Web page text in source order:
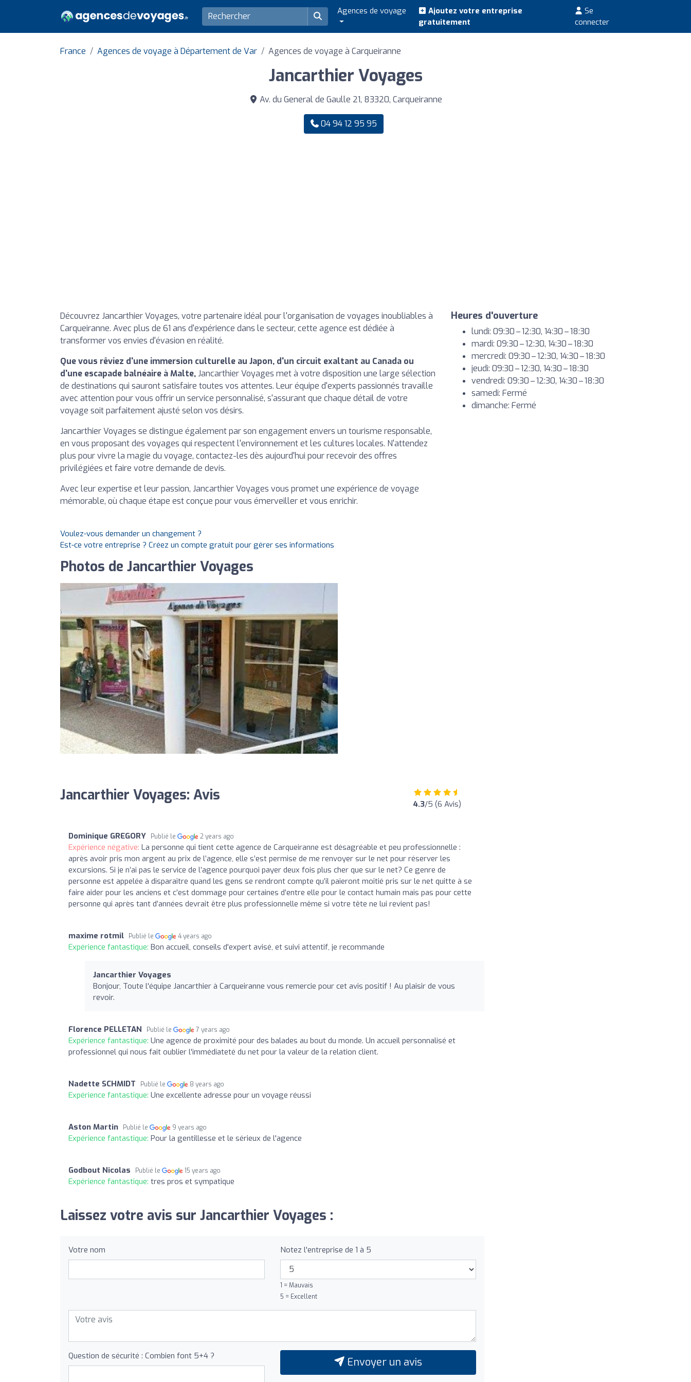
Agences de voyage
Ajoutez votre entreprise
gratuitement
Se
connecter
France Agences de voyage à Département de Var Agences de voyage à Carqueiranne
Jancarthier Voyages
Av. du General de Gaulle 21, 83320, Carqueiranne
04 94 12 95 95
Découvrez Jancarthier Voyages, votre partenaire idéal pour l'organisation de voyages inoubliables à
Carqueiranne. Avec plus de 61 ans d'expérience dans le secteur, cette agence est dédiée à
transformer vos envies d'évasion en réalité.
Que vous rêviez d'une immersion culturelle au Japon, d'un circuit exaltant au Canada ou
d'une escapade balnéaire à Malte,Jancarthier Voyages met à votre disposition une large sélection
de destinations qui sauront satisfaire toutes vos attentes. Leur équipe d'experts passionnés travaille
avec attention pour vous offrir un service personnalisé, s'assurant que chaque détail de votre
voyage soit parfaitement ajusté selon vos désirs.
Jancarthier Voyages se distingue également par son engagement envers un tourisme responsable,
en vous proposant des voyages qui respectent l'environnement et les cultures locales. N'attendez
plus pour vivre la magie du voyage, contactez-les dès aujourd'hui pour recevoir des offres
privilégiées et faire votre demande de devis.
Avec leur expertise et leur passion, Jancarthier Voyages vous promet une expérience de voyage
mémorable, où chaque étape est conçue pour vous émerveiller et vous enrichir.
Heures d'ouverture
lundi: 09:30 – 12:30, 14:30 – 18:30
mardi: 09:30 – 12:30, 14:30 – 18:30
mercredi: 09:30 – 12:30, 14:30 – 18:30
jeudi: 09:30 – 12:30, 14:30 – 18:30
vendredi: 09:30 – 12:30, 14:30 – 18:30
samedi: Fermé
dimanche: Fermé
Voulez-vous demander un changement ?
Est-ce votre entreprise ? Créez un compte gratuit pour gérer ses informations
Photos de Jancarthier Voyages
Jancarthier Voyages: Avis 4.3/5 (6 Avis)
Dominique GREGORY Publié le 2 years ago
Expérience négative: La personne qui tient cette agence de Carqueiranne est désagréable et peu professionnelle :
après avoir pris mon argent au prix de l’agence, elle s’est permise de me renvoyer sur le net pour réserver les
excursions. Si je n’ai pas le service de l’agence pourquoi payer deux fois plus cher que sur le net? Ce genre de
personne est appelée à disparaître quand les gens se rendront compte qu’il paieront moitié pris sur le net quitte à se
faire aider pour les anciens et c’est dommage pour certaines d’entre elle pour le contact humain mais pas pour cette
personne qui après tant d’années devrait être plus professionnelle même si votre tête ne lui revient pas!
maxime rotmil Publié le 4 years ago
Expérience fantastique: Bon accueil, conseils d'expert avisé, et suivi attentif, je recommande
Jancarthier Voyages
Bonjour, Toute l'équipe Jancarthier à Carqueiranne vous remercie pour cet avis positif ! Au plaisir de vous
revoir.
Florence PELLETAN Publié le 7 years ago
Expérience fantastique: Une agence de proximité pour des balades au bout du monde. Un accueil personnalisé et
professionnel qui nous fait oublier l'immédiateté du net pour la valeur de la relation client.
Nadette SCHMIDT Publié le 8 years ago
Expérience fantastique: Une excellente adresse pour un voyage réussi
Aston Martin Publié le 9 years ago
Expérience fantastique: Pour la gentillesse et le sérieux de l'agence
Godbout Nicolas Publié le 15 years ago
Expérience fantastique: tres pros et sympatique
Laissez votre avis sur Jancarthier Voyages :
Votre nom Notez l'entreprise de 1 à 5
1 = Mauvais
5 = Excellent
Question de sécurité : Combien font 5+4 ? Envoyer un avis